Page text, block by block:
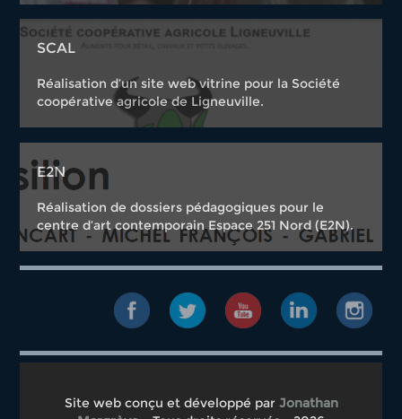
SCAL
Réalisation d’un site web vitrine pour la Société
coopérative agricole de Ligneuville.
E2N
Réalisation de dossiers pédagogiques pour le
centre d’art contemporain Espace 251 Nord (E2N).
Site web conçu et développé par Jonathan